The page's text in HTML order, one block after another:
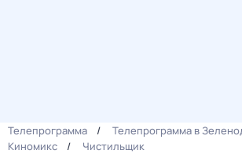
Телепрограмма
Телепрограмма в
Киномикс
Чистильщик